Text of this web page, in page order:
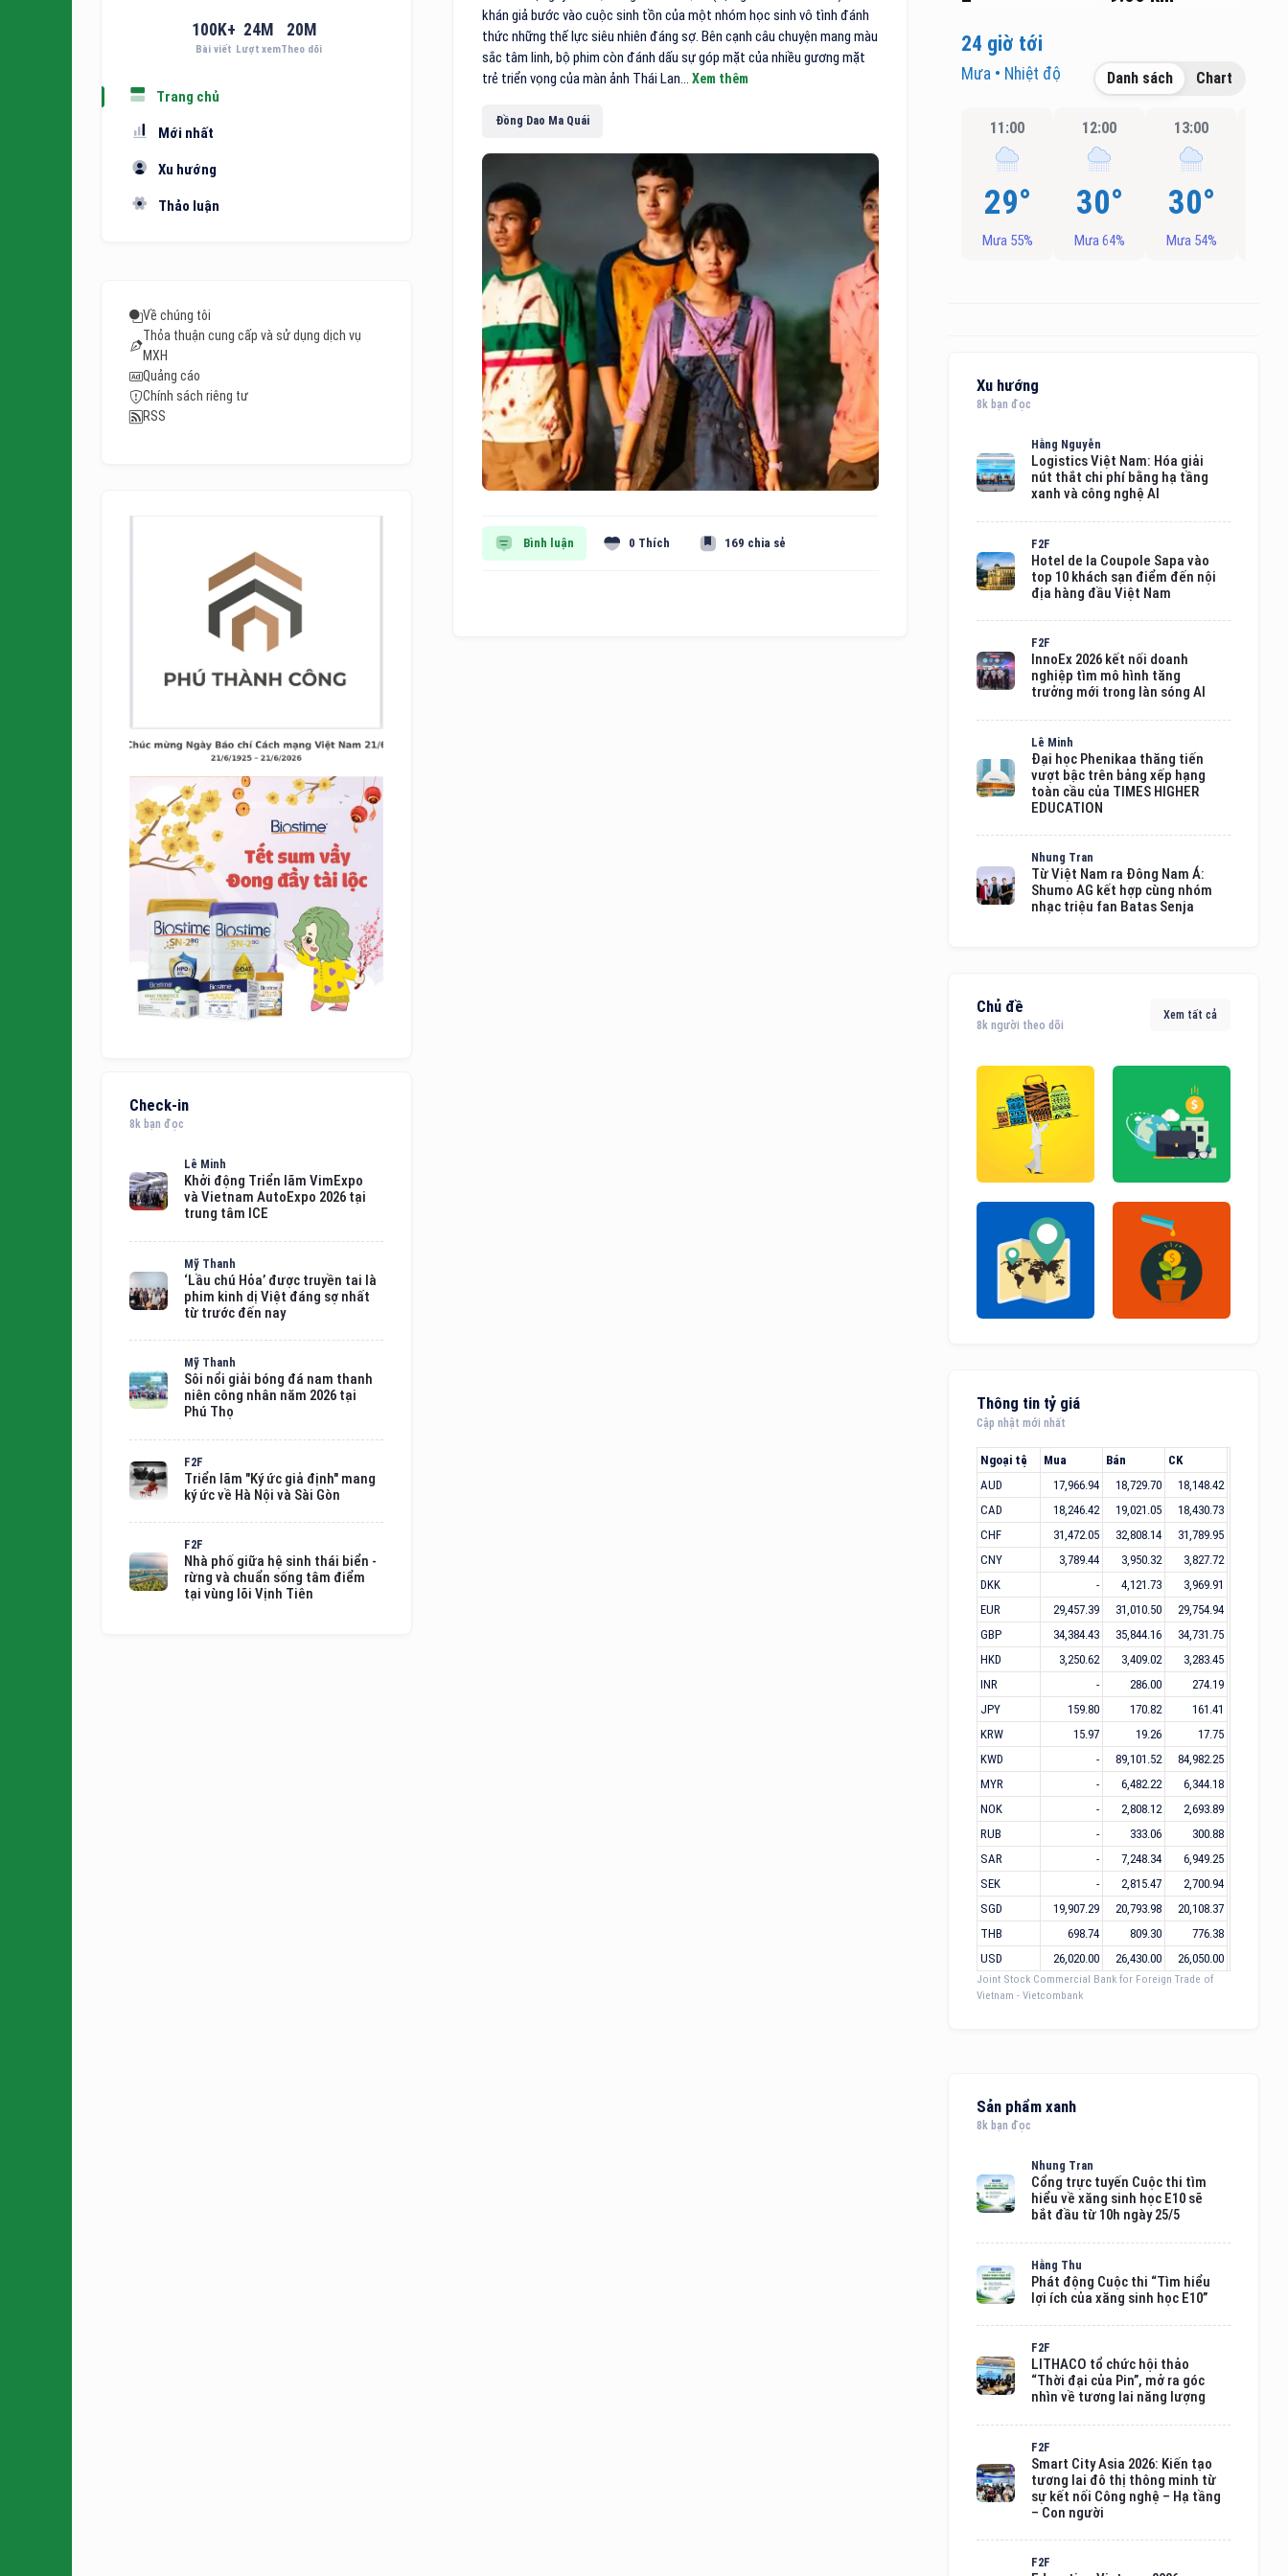
100 K+
Bài viết
24M
Lượt xem
20 M
Theo dõi
Trang chủ
Mới nhất
Xu hướng
Thảo luận
Về chúng tôi
Thỏa thuận cung cấp và sử dụng dịch vụ
MXH
Quảng cáo
Chính sách riêng tư
RSS
Check-in
8k bạn đọc
Lê Minh
Khởi động Triển lãm VimExpo
và Vietnam AutoExpo 2026 tại
trung tâm ICE
Mỹ Thanh
‘Lầu chú Hỏa’ được truyền tai là
phim kinh dị Việt đáng sợ nhất
từ trước đến nay
Mỹ Thanh
Sôi nổi giải bóng đá nam thanh
niên công nhân năm 2026 tại
Phú Thọ
F2F
Triển lãm "Ký ức giả định" mang
ký ức về Hà Nội và Sài Gòn
F2F
Nhà phố giữa hệ sinh thái biển -
rừng và chuẩn sống tâm điểm
tại vùng lõi Vịnh Tiên
khán giả bước vào cuộc sinh tồn của một nhóm học sinh vô tình đánh
thức những thế lực siêu nhiên đáng sợ. Bên cạnh câu chuyện mang màu
sắc tâm linh, bộ phim còn đánh dấu sự góp mặt của nhiều gương mặt
trẻ triển vọng của màn ảnh Thái Lan... Xem thêm
Đồng Dao Ma Quái
Bình luận 0 Thích 169 chia sẻ
24 giờ tới
Mưa • Nhiệt độ Danh sách Chart
11:00
29°
Mưa 55%
12:00
30°
Mưa 64%
13:00
30°
Mưa 54%
Xu hướng
8k bạn đọc
Hằng Nguyễn
Logistics Việt Nam: Hóa giải
nút thắt chi phí bằng hạ tầng
xanh và công nghệ AI
F2F
Hotel de la Coupole Sapa vào
top 10 khách sạn điểm đến nội
địa hàng đầu Việt Nam
F2F
InnoEx 2026 kết nối doanh
nghiệp tìm mô hình tăng
trưởng mới trong làn sóng AI
Lê Minh
Đại học Phenikaa thăng tiến
vượt bậc trên bảng xếp hạng
toàn cầu của TIMES HIGHER
EDUCATION
Nhung Tran
Từ Việt Nam ra Đông Nam Á:
Shumo AG kết hợp cùng nhóm
nhạc triệu fan Batas Senja
Chủ đề
8k người theo dõi
Xem tất cả
Thông tin tỷ giá
Cập nhật mới nhất
Ngoại tệ Mua Bán
CK
AUD
17,966.94 18,729.70
18,148.42
CAD
18,246.42 19,021.05
18,430.73
CHF
31,472.05 32,808.14
31,789.95
CNY
3,789.44 3,950.32
3,827.72
DKK
- 4,121.73
3,969.91
EUR
29,457.39 31,010.50
29,754.94
GBP
34,384.43 35,844.16
34,731.75
HKD
3,250.62 3,409.02
3,283.45
INR
- 286.00
274.19
JPY
159.80 170.82
161.41
KRW
15.97 19.26
17.75
KWD
- 89,101.52
84,982.25
MYR
- 6,482.22
6,344.18
NOK
- 2,808.12
2,693.89
RUB
- 333.06
300.88
SAR
- 7,248.34
6,949.25
SEK
- 2,815.47
2,700.94
SGD
19,907.29 20,793.98
20,108.37
THB
698.74 809.30
776.38
USD
26,020.00 26,430.00 26,050.00
Joint Stock Commercial Bank for Foreign Trade of
Vietnam - Vietcombank
Sản phẩm xanh
8k bạn đọc
Nhung Tran
Cổng trực tuyến Cuộc thi tìm
hiểu về xăng sinh học E10 sẽ
bắt đầu từ 10h ngày 25/5
Hằng Thu
Phát động Cuộc thi “Tìm hiểu
lợi ích của xăng sinh học E10”
F2F
LITHACO tổ chức hội thảo
“Thời đại của Pin”, mở ra góc
nhìn về tương lai năng lượng
F2F
Smart City Asia 2026: Kiến tạo
tương lai đô thị thông minh từ
sự kết nối Công nghệ – Hạ tầng
– Con người
F2F